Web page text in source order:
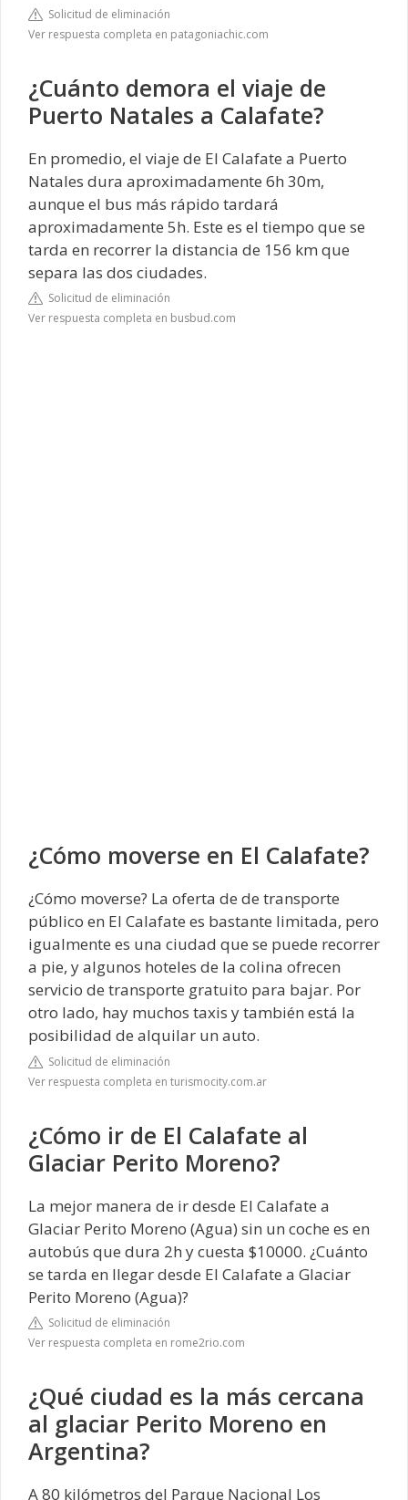
Solicitud de eliminación
Ver respuesta completa en patagoniachic.com
¿Cuánto demora el viaje de
Puerto Natales a Calafate?
En promedio, el viaje de El Calafate a Puerto
Natales dura aproximadamente 6h 30m,
aunque el bus más rápido tardará
aproximadamente 5h. Este es el tiempo que se
tarda en recorrer la distancia de 156 km que
separa las dos ciudades.
Solicitud de eliminación
Ver respuesta completa en busbud.com
¿Cómo moverse en El Calafate?
¿Cómo moverse? La oferta de de transporte
público en El Calafate es bastante limitada, pero
igualmente es una ciudad que se puede recorrer
a pie, y algunos hoteles de la colina ofrecen
servicio de transporte gratuito para bajar. Por
otro lado, hay muchos taxis y también está la
posibilidad de alquilar un auto.
Solicitud de eliminación
Ver respuesta completa en turismocity.com.ar
¿Cómo ir de El Calafate al
Glaciar Perito Moreno?
La mejor manera de ir desde El Calafate a
Glaciar Perito Moreno (Agua) sin un coche es en
autobús que dura 2h y cuesta $10000. ¿Cuánto
se tarda en llegar desde El Calafate a Glaciar
Perito Moreno (Agua)?
Solicitud de eliminación
Ver respuesta completa en rome2rio.com
¿Qué ciudad es la más cercana
al glaciar Perito Moreno en
Argentina?
A 80 kilómetros del Parque Nacional Los